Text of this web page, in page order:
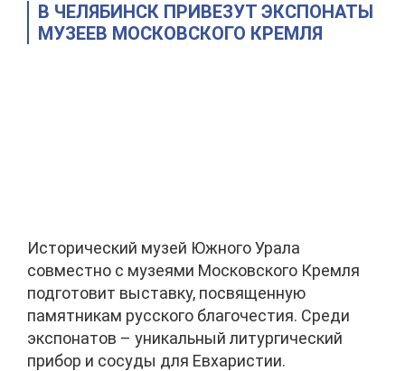
В ЧЕЛЯБИНСК ПРИВЕЗУТ ЭКСПОНАТЫ
МУЗЕЕВ МОСКОВСКОГО КРЕМЛЯ
Исторический музей Южного Урала
совместно с музеями Московского Кремля
подготовит выставку, посвященную
памятникам русского благочестия. Среди
экспонатов – уникальный литургический
прибор и сосуды для Евхаристии.